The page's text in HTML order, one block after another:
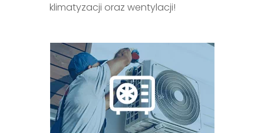
klimatyzacji oraz wentylacji!